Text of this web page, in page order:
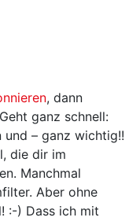
, dann
ganz schnell:
und – ganz wichtig!!
die dir im
Manchmal
Aber ohne
:-) Dass ich mit